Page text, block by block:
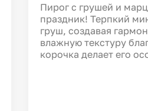
Пирог с грушей и
праздник! Терпкий
груш, создавая
влажную текстуру
корочка делает его